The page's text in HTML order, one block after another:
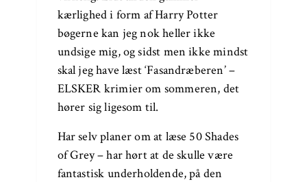
kærlighed i form af Harry Potter
bøgerne kan jeg nok heller ikke
undsige mig, og sidst men ikke mindst
skal jeg have læst ‘Fasandræberen’ –
ELSKER krimier om sommeren, det
hører sig ligesom til.
Har selv planer om at læse 50 Shades
of Grey – har hørt at de skulle være
fantastisk underholdende, på den